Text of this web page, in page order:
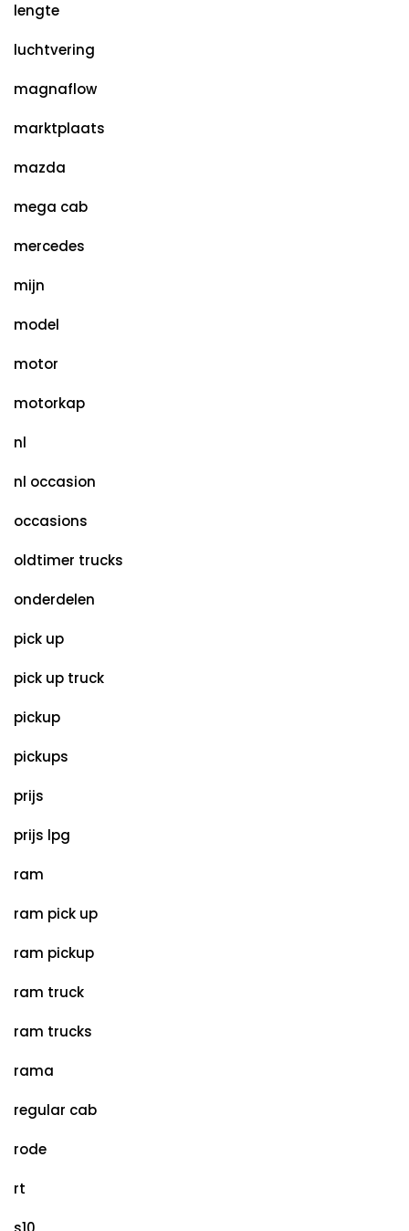
lengte
luchtvering
magnaflow
marktplaats
mazda
mega cab
mercedes
mijn
model
motor
motorkap
nl
nl occasion
occasions
oldtimer trucks
onderdelen
pick up
pick up truck
pickup
pickups
prijs
prijs lpg
ram
ram pick up
ram pickup
ram truck
ram trucks
rama
regular cab
rode
rt